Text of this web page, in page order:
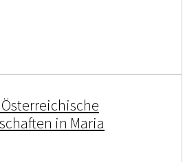
Österreichische
in Maria